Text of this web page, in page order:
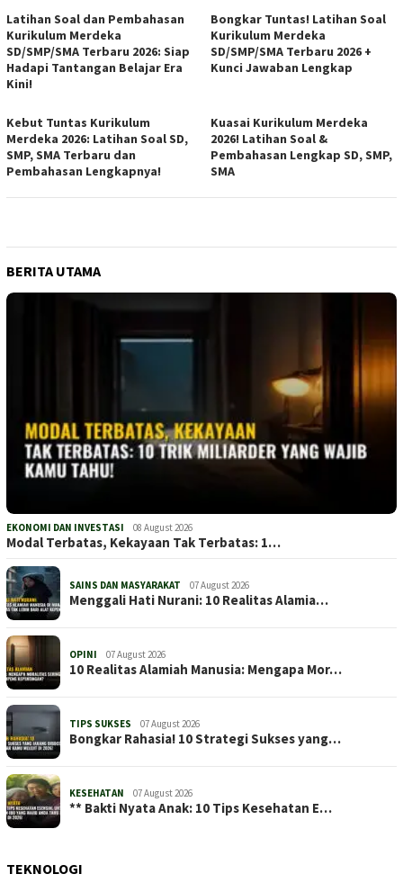
Latihan Soal dan Pembahasan
Kurikulum Merdeka
SD/SMP/SMA Terbaru 2026: Siap
Hadapi Tantangan Belajar Era
Kini!
Bongkar Tuntas! Latihan Soal
Kurikulum Merdeka
SD/SMP/SMA Terbaru 2026 +
Kunci Jawaban Lengkap
Kebut Tuntas Kurikulum
Merdeka 2026: Latihan Soal SD,
SMP, SMA Terbaru dan
Pembahasan Lengkapnya!
Kuasai Kurikulum Merdeka
2026! Latihan Soal &
Pembahasan Lengkap SD, SMP,
SMA
BERITA UTAMA
EKONOMI DAN INVESTASI 08 August 2026
Modal Terbatas, Kekayaan Tak Terbatas: 1…
SAINS DAN MASYARAKAT 07 August 2026
Menggali Hati Nurani: 10 Realitas Alamia…
OPINI 07 August 2026
10 Realitas Alamiah Manusia: Mengapa Mor…
TIPS SUKSES 07 August 2026
Bongkar Rahasia! 10 Strategi Sukses yang…
KESEHATAN 07 August 2026
** Bakti Nyata Anak: 10 Tips Kesehatan E…
TEKNOLOGI